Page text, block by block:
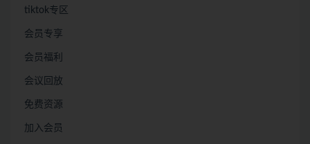
tiktok专区
会员专享
会员福利
会议回放
免费资源
加入会员